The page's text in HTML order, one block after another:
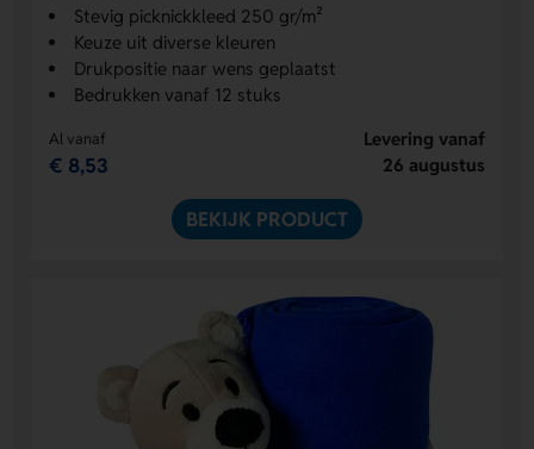
Stevig picknickkleed 250 gr/m²
Keuze uit diverse kleuren
Drukpositie naar wens geplaatst
Bedrukken vanaf 12 stuks
Al vanaf
€ 8,53
Levering vanaf
26 augustus
BEKIJK PRODUCT